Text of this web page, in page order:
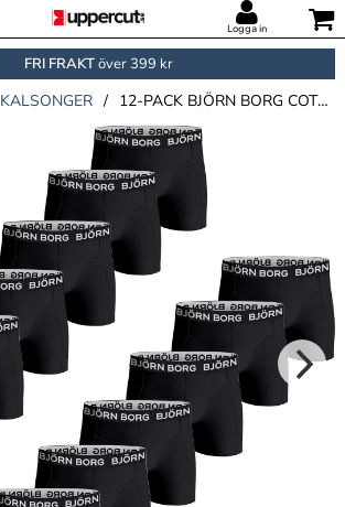
Logga in
FRI FRAKTöver 399 kr
KALSONGER / 12-PACK BJÖRN BORG COTTON STRETCH BOXER 1718